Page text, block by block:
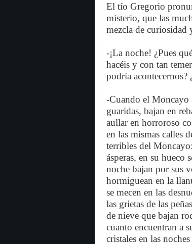
El tío Gregorio
misterio, que las
mezcla de
-¡La noche! ¿Pues
hacéis y con tan
podría acontecernos?
-Cuando el Moncayo
guaridas, bajan en
aullar en horroroso
en las mismas calles
terribles del
ásperas, en su hueco
noche bajan por sus
hormiguean en la
se mecen en las
las grietas de las
de nieve que bajan
cuanto encuentran a
cristales en las